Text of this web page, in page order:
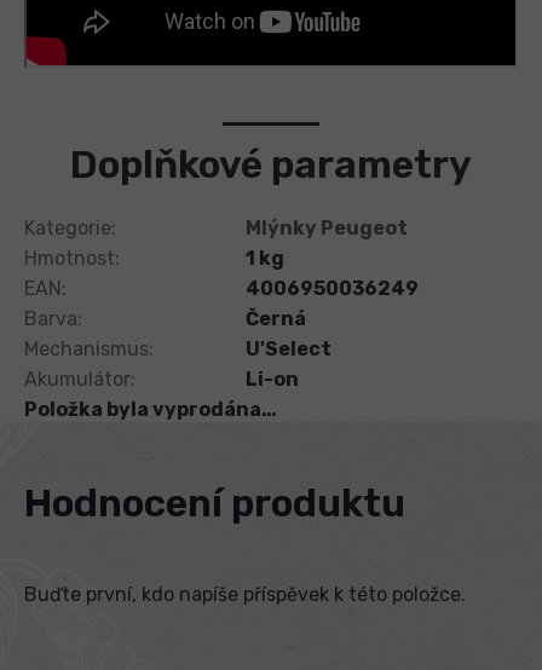
Doplňkové parametry
Kategorie:
Mlýnky Peugeot
Hmotnost:
1 kg
EAN:
4006950036249
Barva:
Černá
Mechanismus:
U'Select
Akumulátor:
Li-on
Položka byla vyprodána…
Hodnocení produktu
Buďte první, kdo napíše příspěvek k této položce.